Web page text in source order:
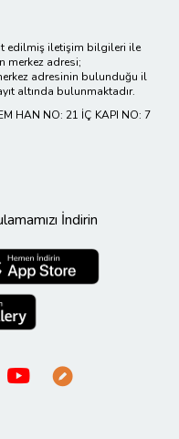
edilmiş iletişim bilgileri ile
merkez adresi;
adresinin bulunduğu il
altında bulunmaktadır.
HAN NO: 21 İÇ KAPI NO: 7
İndirin